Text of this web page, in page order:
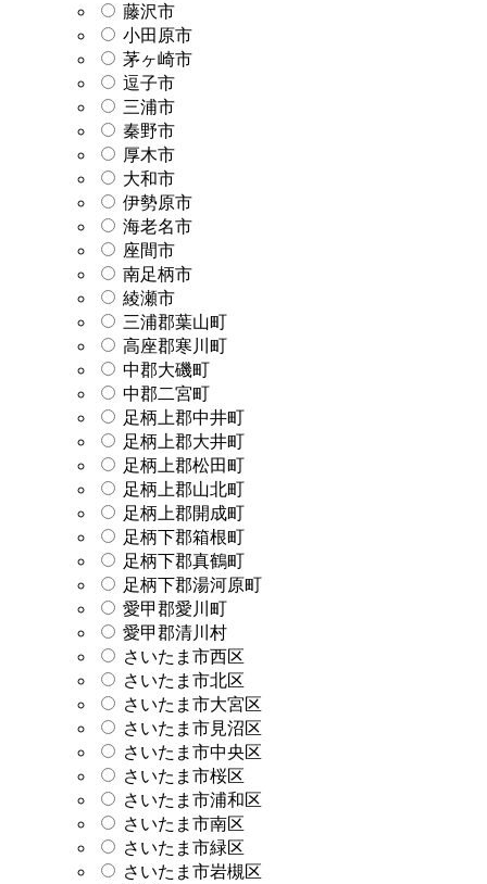
藤沢市
小田原市
茅ヶ崎市
逗子市
三浦市
秦野市
厚木市
大和市
伊勢原市
海老名市
座間市
南足柄市
綾瀬市
三浦郡葉山町
高座郡寒川町
中郡大磯町
中郡二宮町
足柄上郡中井町
足柄上郡大井町
足柄上郡松田町
足柄上郡山北町
足柄上郡開成町
足柄下郡箱根町
足柄下郡真鶴町
足柄下郡湯河原町
愛甲郡愛川町
愛甲郡清川村
さいたま市西区
さいたま市北区
さいたま市大宮区
さいたま市見沼区
さいたま市中央区
さいたま市桜区
さいたま市浦和区
さいたま市南区
さいたま市緑区
さいたま市岩槻区